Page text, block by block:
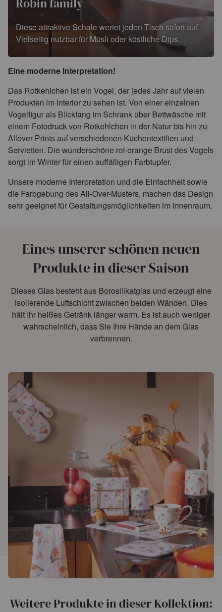
Diese attraktive Schale wertet jeden Tisch sofort auf.
Vielseitig nutzbar für Müsli oder köstliche Dips.
Eine moderne Interpretation!
Das Rotkehlchen ist ein Vogel, der jedes Jahr auf vielen
Produkten im Interior zu sehen ist. Von einer einzelnen
Vogelfigur als Blickfang im Schrank über Bettwäsche mit
einem Fotodruck von Rotkehlchen in der Natur bis hin zu
Allover-Prints auf verschiedenen Küchentextilien und
Servietten. Die wunderschöne rot-orange Brust des Vogels
sorgt im Winter für einen auffälligen Farbtupfer.
Unsere moderne Interpretation und die Einfachheit sowie
die Farbgebung des All-Over-Musters, machen das Design
sehr geeignet für Gestaltungsmöglichkeiten im Innenraum.
Eines unserer schönen neuen
Produkte in dieser Saison
Dieses Glas besteht aus Borosilikatglas und erzeugt eine
isolierende Luftschicht zwischen beiden Wänden. Dies
hält Ihr heißes Getränk länger warm. Es ist auch weniger
wahrscheinlich, dass Sie Ihre Hände an dem Glas
verbrennen.
Weitere Produkte in dieser Kollektion: